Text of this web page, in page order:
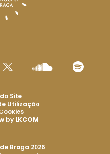
Braga 2026
Site
Utilização
by LKCOM